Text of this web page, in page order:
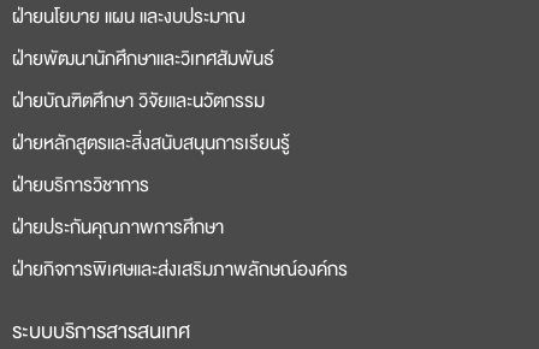
ฝ่ายนโยบาย แผน และงบประมาณ
ฝ่ายพัฒนานักศึกษาและวิเทศสัมพันธ์
ฝ่ายบัณฑิตศึกษา วิจัยและนวัตกรรม
ฝ่ายหลักสูตรและสิ่งสนับสนุนการเรียนรู้
ฝ่ายบริการวิชาการ
ฝ่ายประกันคุณภาพการศึกษา
ฝ่ายกิจการพิเศษและส่งเสริมภาพลักษณ์องค์กร
ระบบบริการสารสนเทศ